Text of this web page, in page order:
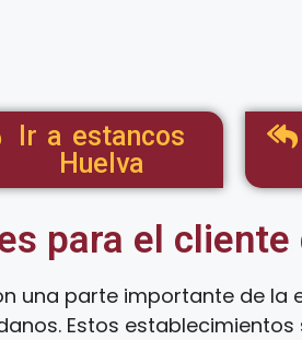
Ir a estancos
Huelva
para el
una parte importante de la
Estos